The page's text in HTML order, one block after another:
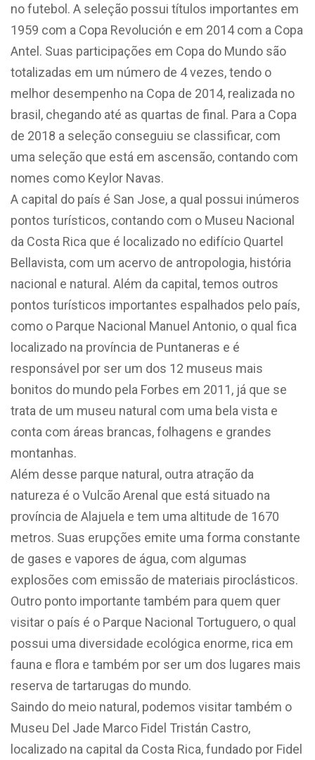
no futebol. A seleção possui títulos importantes em
1959 com a Copa Revolución e em 2014 com a Copa
Antel. Suas participações em Copa do Mundo são
totalizadas em um número de 4 vezes, tendo o
melhor desempenho na Copa de 2014, realizada no
brasil, chegando até as quartas de final. Para a Copa
de 2018 a seleção conseguiu se classificar, com
uma seleção que está em ascensão, contando com
nomes como Keylor Navas.
A capital do país é San Jose, a qual possui inúmeros
pontos turísticos, contando com o Museu Nacional
da Costa Rica que é localizado no edifício Quartel
Bellavista, com um acervo de antropologia, história
nacional e natural. Além da capital, temos outros
pontos turísticos importantes espalhados pelo país,
como o Parque Nacional Manuel Antonio, o qual fica
localizado na província de Puntaneras e é
responsável por ser um dos 12 museus mais
bonitos do mundo pela Forbes em 2011, já que se
trata de um museu natural com uma bela vista e
conta com áreas brancas, folhagens e grandes
montanhas.
Além desse parque natural, outra atração da
natureza é o Vulcão Arenal que está situado na
província de Alajuela e tem uma altitude de 1670
metros. Suas erupções emite uma forma constante
de gases e vapores de água, com algumas
explosões com emissão de materiais piroclásticos.
Outro ponto importante também para quem quer
visitar o país é o Parque Nacional Tortuguero, o qual
possui uma diversidade ecológica enorme, rica em
fauna e flora e também por ser um dos lugares mais
reserva de tartarugas do mundo.
Saindo do meio natural, podemos visitar também o
Museu Del Jade Marco Fidel Tristán Castro,
localizado na capital da Costa Rica, fundado por Fidel